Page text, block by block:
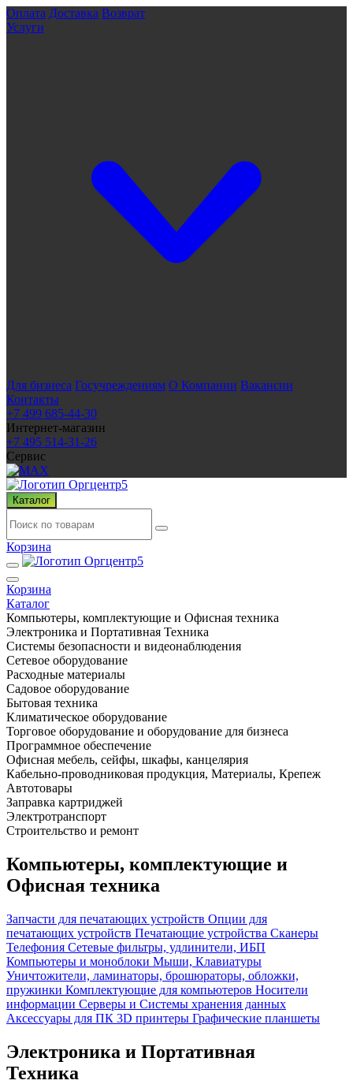
Оплата Доставка Возврат
Услуги
Для бизнеса Госучреждениям О Компании Вакансии
Контакты
+7 499 685-44-30
Интернет-магазин
+7 495 514-31-26
Сервис
Каталог
Корзина
Корзина
Каталог
Компьютеры, комплектующие и Офисная техника
Электроника и Портативная Техника
Системы безопасности и видеонаблюдения
Сетевое оборудование
Расходные материалы
Садовое оборудование
Бытовая техника
Климатическое оборудование
Торговое оборудование и оборудование для бизнеса
Программное обеспечение
Офисная мебель, сейфы, шкафы, канцелярия
Кабельно-проводниковая продукция, Материалы, Крепеж
Автотовары
Заправка картриджей
Электротранспорт
Строительство и ремонт
Компьютеры, комплектующие и
Офисная техника
Запчасти для печатающих устройств Опции для
печатающих устройств Печатающие устройства Сканеры
Телефония Сетевые фильтры, удлинители, ИБП
Компьютеры и моноблоки Мыши, Клавиатуры
Уничтожители, ламинаторы, брошюраторы, обложки,
пружинки Комплектующие для компьютеров Носители
информации Серверы и Системы хранения данных
Аксессуары для ПК 3D принтеры Графические планшеты
Электроника и Портативная
Техника